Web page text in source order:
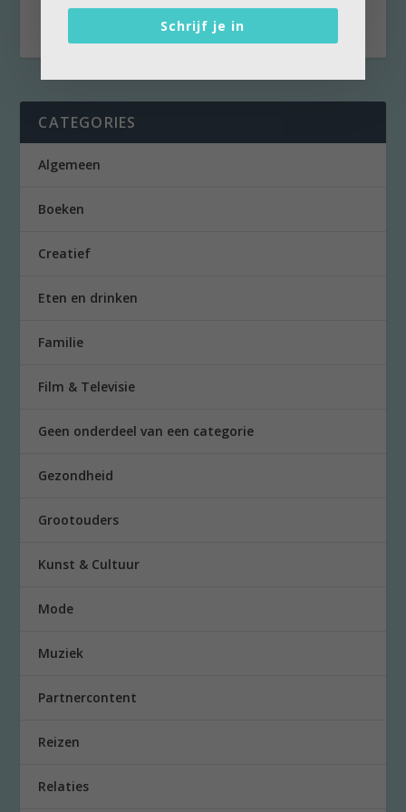
Ze wordt 65...
CATEGORIES
Algemeen
Boeken
Creatief
Eten en drinken
Familie
Film & Televisie
Geen onderdeel van een categorie
Gezondheid
Grootouders
Kunst & Cultuur
Mode
Muziek
Partnercontent
Reizen
Relaties
Schrijf je in